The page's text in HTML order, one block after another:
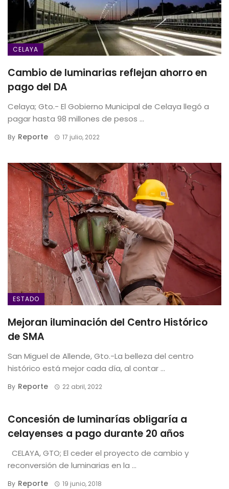
CELAYA
Cambio de luminarias reflejan ahorro en
pago del DA
Celaya; Gto.- El Gobierno Municipal de Celaya llegó a
pagar hasta 98 millones de pesos ...
By Reporte 17 julio, 2022
ESTADO
Mejoran iluminación del Centro Histórico
de SMA
San Miguel de Allende, Gto.-La belleza del centro
histórico está mejor cada día, al contar ...
By Reporte 22 abril, 2022
Concesión de luminarías obligaría a
celayenses a pago durante 20 años
CELAYA, GTO; El ceder el proyecto de cambio y
reconversión de luminarias en la ...
By Reporte 19 junio, 2018